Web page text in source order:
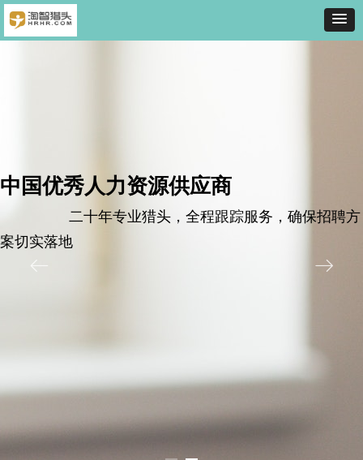
中国优秀人力资源供应商
二十年专业猎头，全程跟踪服务，确保招聘方
案切实落地
ꂃ ꁹ